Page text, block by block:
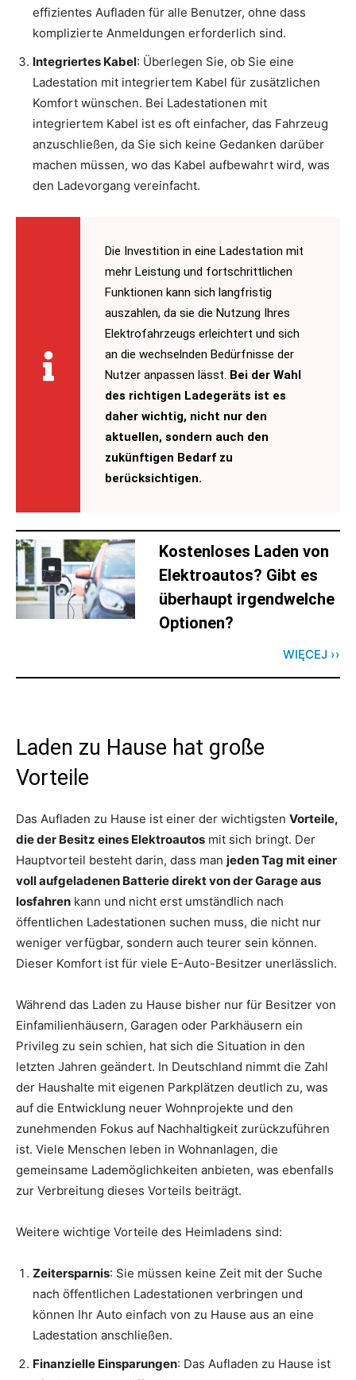
effizientes Aufladen für alle Benutzer, ohne dass
komplizierte Anmeldungen erforderlich sind.
Integriertes Kabel: Überlegen Sie, ob Sie eine
Ladestation mit integriertem Kabel für zusätzlichen
Komfort wünschen. Bei Ladestationen mit
integriertem Kabel ist es oft einfacher, das Fahrzeug
anzuschließen, da Sie sich keine Gedanken darüber
machen müssen, wo das Kabel aufbewahrt wird, was
den Ladevorgang vereinfacht.
Die Investition in eine Ladestation mit
mehr Leistung und fortschrittlichen
Funktionen kann sich langfristig
auszahlen, da sie die Nutzung Ihres
Elektrofahrzeugs erleichtert und sich
an die wechselnden Bedürfnisse der
Nutzer anpassen lässt. Bei der Wahl
des richtigen Ladegeräts ist es
daher wichtig, nicht nur den
aktuellen, sondern auch den
zukünftigen Bedarf zu
berücksichtigen.
Kostenloses Laden von
Elektroautos? Gibt es
überhaupt irgendwelche
Optionen?
WIĘCEJ ››
Laden zu Hause hat große
Vorteile
Das Aufladen zu Hause ist einer der wichtigsten Vorteile,
die der Besitz eines Elektroautos mit sich bringt. Der
Hauptvorteil besteht darin, dass man jeden Tag mit einer
voll aufgeladenen Batterie direkt von der Garage aus
losfahren kann und nicht erst umständlich nach
öffentlichen Ladestationen suchen muss, die nicht nur
weniger verfügbar, sondern auch teurer sein können.
Dieser Komfort ist für viele E-Auto-Besitzer unerlässlich.
Während das Laden zu Hause bisher nur für Besitzer von
Einfamilienhäusern, Garagen oder Parkhäusern ein
Privileg zu sein schien, hat sich die Situation in den
letzten Jahren geändert. In Deutschland nimmt die Zahl
der Haushalte mit eigenen Parkplätzen deutlich zu, was
auf die Entwicklung neuer Wohnprojekte und den
zunehmenden Fokus auf Nachhaltigkeit zurückzuführen
ist. Viele Menschen leben in Wohnanlagen, die
gemeinsame Lademöglichkeiten anbieten, was ebenfalls
zur Verbreitung dieses Vorteils beiträgt.
Weitere wichtige Vorteile des Heimladens sind:
Zeitersparnis: Sie müssen keine Zeit mit der Suche
nach öffentlichen Ladestationen verbringen und
können Ihr Auto einfach von zu Hause aus an eine
Ladestation anschließen.
Finanzielle Einsparungen: Das Aufladen zu Hause ist